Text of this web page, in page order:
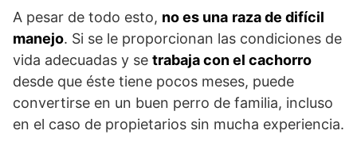
A pesar de todo esto, no es una raza de difícil
manejo. Si se le proporcionan las condiciones de
vida adecuadas y se trabaja con el cachorro
desde que éste tiene pocos meses, puede
convertirse en un buen perro de familia, incluso
en el caso de propietarios sin mucha experiencia.